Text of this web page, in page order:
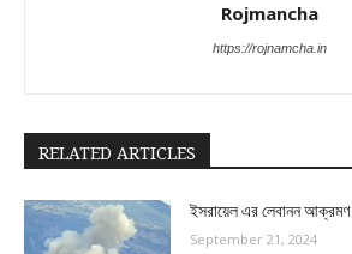
Rojmancha
https://rojnamcha.in
RELATED ARTICLES
ইসরায়েল এর লেবানন আক্রমণ
September 21, 2024